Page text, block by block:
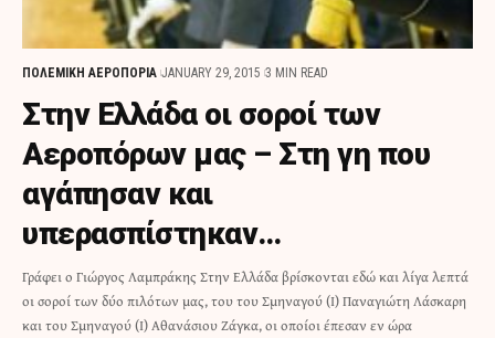
ΠΟΛΕΜΙΚΗ ΑΕΡΟΠΟΡΙΑ JANUARY 29, 2015 3 MIN READ
Στην Ελλάδα οι σοροί των
Αεροπόρων μας – Στη γη που
αγάπησαν και
υπερασπίστηκαν…
Γράφει ο Γιώργος Λαμπράκης Στην Ελλάδα βρίσκονται εδώ και λίγα λεπτά
οι σοροί των δύο πιλότων μας, του του Σμηναγού (Ι) Παναγιώτη Λάσκαρη
και του Σμηναγού (Ι) Αθανάσιου Ζάγκα, οι οποίοι έπεσαν εν ώρα